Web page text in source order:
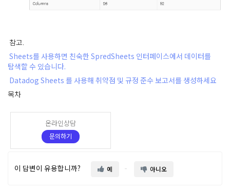
참고.
Sheets를 사용하면 친숙한 SpredSheets 인터페이스에서 데이터를
탐색할 수 있습니다.
Datadog Sheets 를 사용해 취약점 및 규정 준수 보고서를 생성하세요
목차
온라인상담
문의하기
이 답변이 유용합니까? 예 아니오